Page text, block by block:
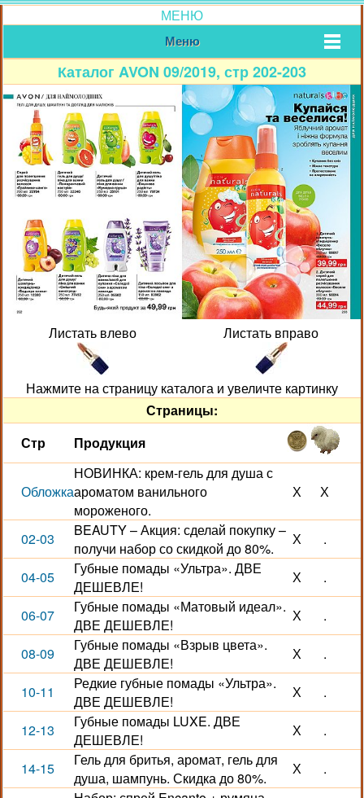
МЕНЮ
Меню
Каталог AVON 09/2019, стр 202-203
Листать влево Листать вправо
Нажмите на страницу каталога и увеличте картинку
Страницы:
Стр
Продукция
Обложка
НОВИНКА: крем-гель для душа с
ароматом ванильного
мороженого.
Х Х
02-03
BEAUTY – Акция: сделай покупку –
получи набор со скидкой до 80%.
Х .
04-05
Губные помады «Ультра». ДВЕ
ДЕШЕВЛЕ!
Х .
06-07
Губные помады «Матовый идеал».
ДВЕ ДЕШЕВЛЕ!
Х .
08-09
Губные помады «Взрыв цвета».
ДВЕ ДЕШЕВЛЕ!
Х .
10-11
Редкие губные помады «Ультра».
ДВЕ ДЕШЕВЛЕ!
Х .
12-13
Губные помады LUXE. ДВЕ
ДЕШЕВЛЕ!
Х .
14-15
Гель для бритья, аромат, гель для
душа, шампунь. Скидка до 80%.
Х .